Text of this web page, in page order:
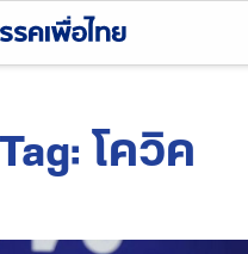
Tag: โควิค